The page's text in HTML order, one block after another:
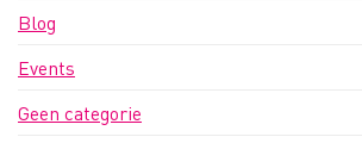
Blog
Events
Geen categorie